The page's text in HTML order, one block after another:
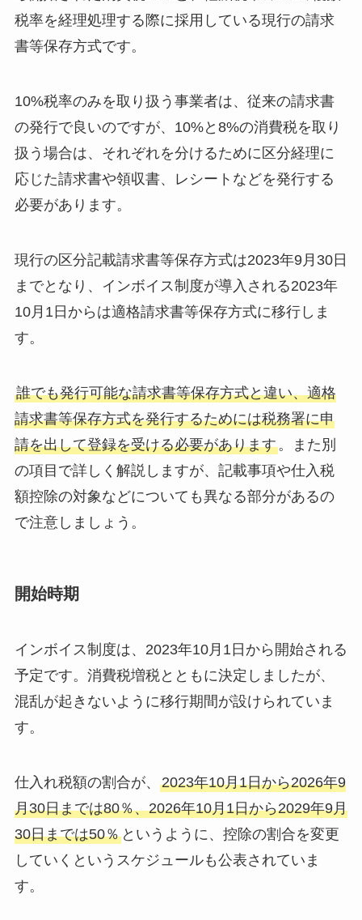
税率を経理処理する際に採用している現行の請求
書等保存方式です。
10%税率のみを取り扱う事業者は、従来の請求書
の発行で良いのですが、10%と8%の消費税を取り
扱う場合は、それぞれを分けるために区分経理に
応じた請求書や領収書、レシートなどを発行する
必要があります。
現行の区分記載請求書等保存方式は2023年9月30日
までとなり、インボイス制度が導入される2023年
10月1日からは適格請求書等保存方式に移行しま
す。
誰でも発行可能な請求書等保存方式と違い、適格
請求書等保存方式を発行するためには税務署に申
請を出して登録を受ける必要があります。また別
の項目で詳しく解説しますが、記載事項や仕入税
額控除の対象などについても異なる部分があるの
で注意しましょう。
開始時期
インボイス制度は、2023年10月1日から開始される
予定です。消費税増税とともに決定しましたが、
混乱が起きないように移行期間が設けられていま
す。
仕入れ税額の割合が、 2023年10月1日から2026年9
月30日までは80％、2026年10月1日から2029年9月
30日までは50％というように、控除の割合を変更
していくというスケジュールも公表されていま
す。